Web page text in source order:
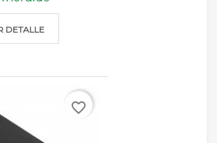
DETALLE
favorite_border